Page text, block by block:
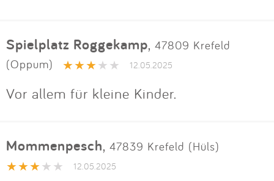
Spielplatz Roggekamp, 47809 Krefeld
(Oppum)
12.05.2025
Vor allem für kleine Kinder.
Mommenpesch, 47839 Krefeld (Hüls)
12.05.2025